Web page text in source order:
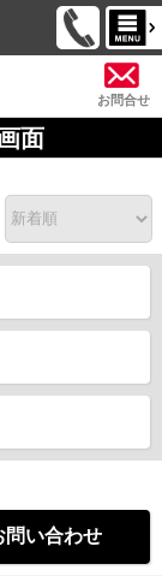
お問合せ
面
問い合わせ